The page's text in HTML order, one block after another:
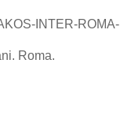
INTER-ROMA-
Roma.